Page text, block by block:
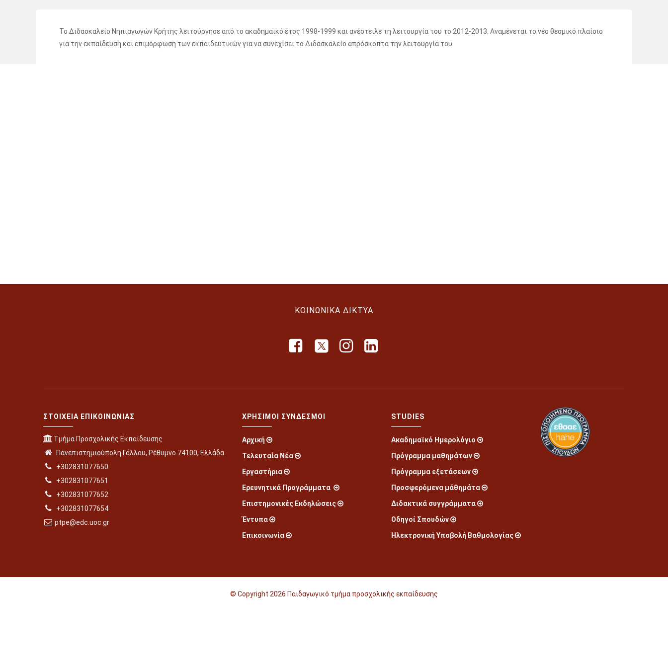
Το Διδασκαλείο Νηπιαγωγών Κρήτης λειτούργησε από το ακαδημαϊκό έτος 1998-1999 και ανέστειλε τη λειτουργία του το 2012-2013. Αναμένεται το νέο θεσμικό πλαίσιο
για την εκπαίδευση και επιμόρφωση των εκπαιδευτικών για να συνεχίσει το Διδασκαλείο απρόσκοπτα την λειτουργία του.
ΚΟΙΝΩΝΙΚΆ ΔΊΚΤΥΑ
ΣΤΟΙΧΕΊΑ ΕΠΙΚΟΙΝΩΝΊΑΣ
Τμήμα Προσχολικής Εκπαίδευσης
Πανεπιστημιούπολη Γάλλου, Ρέθυμνο 74100, Ελλάδα
+302831077650
+302831077651
+302831077652
+302831077654
ptpe@edc.uoc.gr
ΧΡΉΣΙΜΟΙ ΣΎΝΔΕΣΜΟΙ
Αρχική
Τελευταία Νέα
Εργαστήρια
Ερευνητικά Προγράμματα
Επιστημονικές Εκδηλώσεις
Έντυπα
Επικοινωνία
STUDIES
Ακαδημαϊκό Ημερολόγιο
Πρόγραμμα μαθημάτων
Πρόγραμμα εξετάσεων
Προσφερόμενα μάθημάτα
Διδακτικά συγγράμματα
Οδηγοί Σπουδών
Ηλεκτρονική Υποβολή Βαθμολογίας
© Copyright 2026 Παιδαγωγικό τμήμα προσχολικής εκπαίδευσης